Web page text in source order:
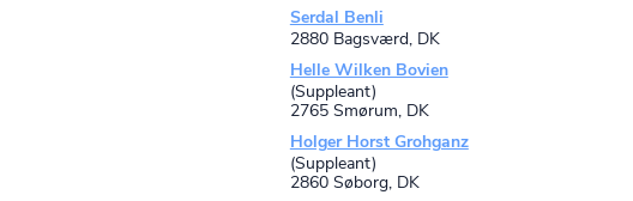
Serdal Benli
2880 Bagsværd, DK
Helle Wilken Bovien
(Suppleant)
2765 Smørum, DK
Holger Horst Grohganz
(Suppleant)
2860 Søborg, DK